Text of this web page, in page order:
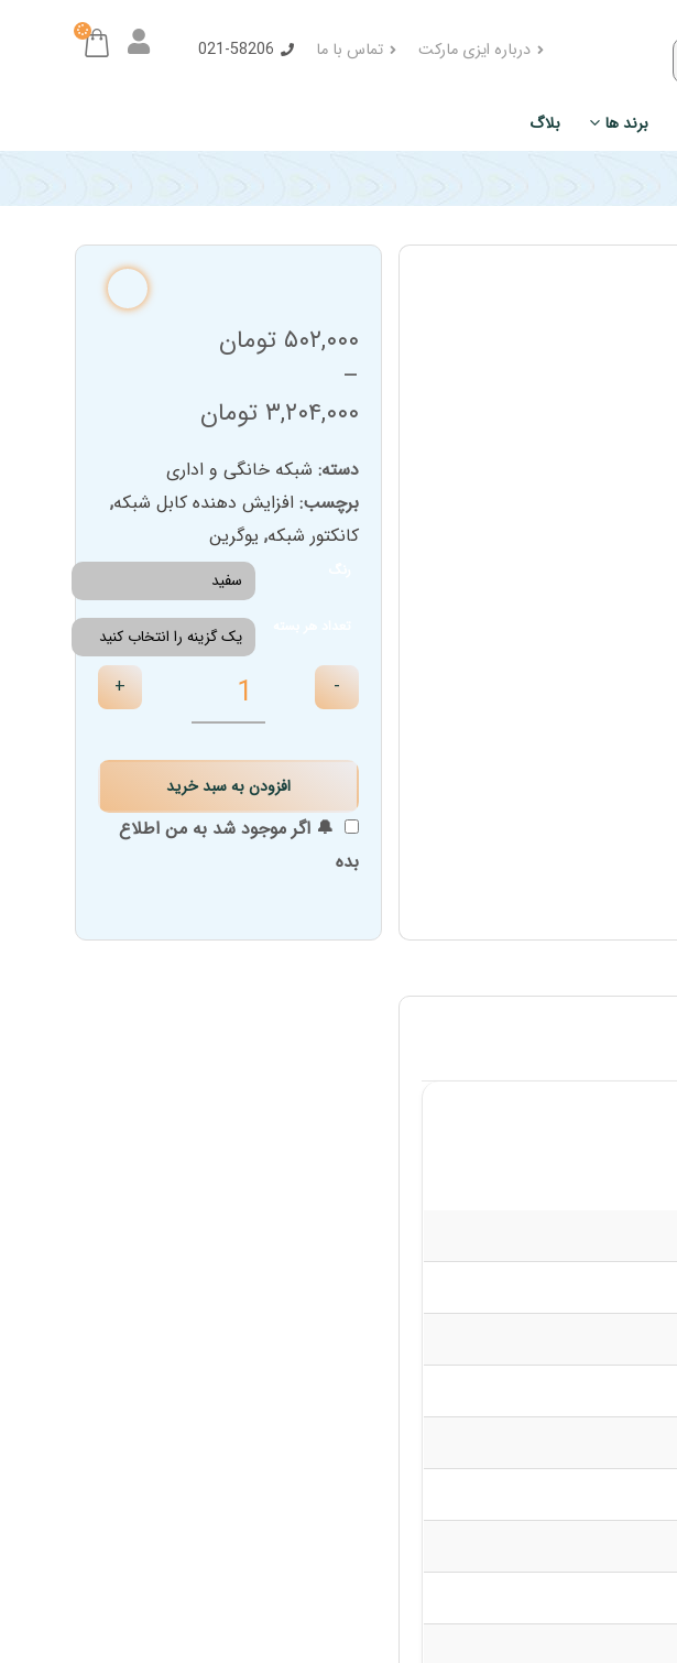
درباره ایزی مارکت تماس با ما 021-58206
برند ها بلاگ
۵۰۲,۰۰۰ تومان
–
۳,۲۰۴,۰۰۰ تومان
range:
۵۰۲,۰۰۰ تومان
through
دسته: شبکه خانگی و اداری
برچسب: افزایش دهنده کابل شبکه,
کانکتور شبکه, یوگرین
-
+
افزودن به سبد خرید
🔔 اگر موجود شد به من اطلاع
بده